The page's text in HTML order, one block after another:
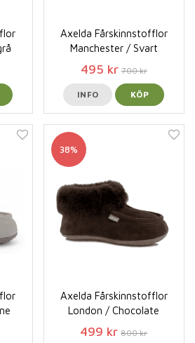
Axelda Fårskinnstofflor
Manchester / Svart
495 kr 700 kr
INFO KÖP
38%
Axelda Fårskinnstofflor
London / Chocolate
499 kr 800 kr